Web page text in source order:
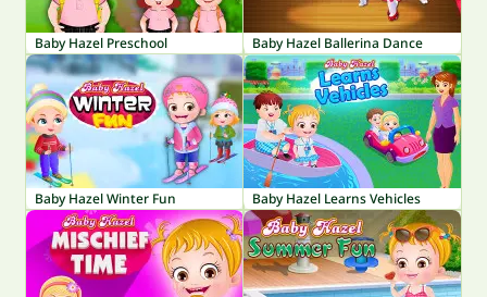
Baby Hazel Preschool Baby Hazel Ballerina Dance
Baby Hazel Winter Fun Baby Hazel Learns Vehicles